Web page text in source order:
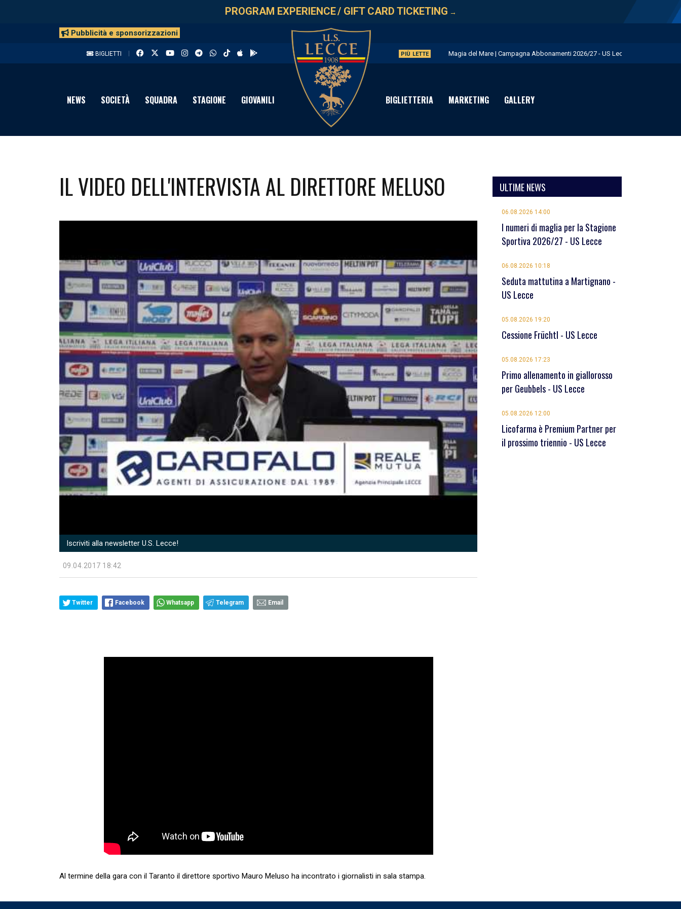
PROGRAM EXPERIENCE/ GIFT CARD TICKETING →
Pubblicità e sponsorizzazioni
BIGLIETTI PIÙ LETTE Magia del Mare | Campagna Abbonamenti 2026/27 - US Lecce
Licofarma è Premium Partner per il prossimo triennio - US Lecce
Seduta mattutina a Martignano - US Lecce
NEWS SOCIETÀ SQUADRA STAGIONE GIOVANILI BIGLIETTERIA MARKETING GALLERY
IL VIDEO DELL'INTERVISTA AL DIRETTORE MELUSO
Iscriviti alla newsletter U.S. Lecce!
09.04.2017 18:42
Twitter Facebook Whatsapp Telegram Email
Al termine della gara con il Taranto il direttore sportivo Mauro Meluso ha incontrato i giornalisti in sala stampa.
ULTIME NEWS
06.08.2026 14:00
I numeri di maglia per la Stagione
Sportiva 2026/27 - US Lecce
06.08.2026 10:18
Seduta mattutina a Martignano -
US Lecce
05.08.2026 19:20
Cessione Früchtl - US Lecce
05.08.2026 17:23
Primo allenamento in giallorosso
per Geubbels - US Lecce
05.08.2026 12:00
Licofarma è Premium Partner per
il prossimo triennio - US Lecce